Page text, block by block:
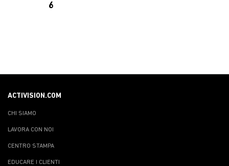
6
ACTIVISION.COM
CHI SIAMO
LAVORA CON NOI
CENTRO STAMPA
EDUCARE I CLIENTI